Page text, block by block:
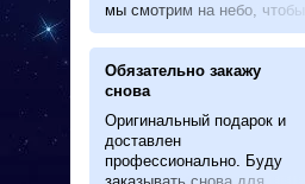
мы смотрим на небо, чтобы
найти свою звезду.
Обязательно закажу
снова
Оригинальный подарок и
доставлен
профессионально. Буду